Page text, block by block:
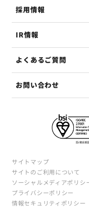
採用情報
IR情報
よくあるご質問
お問い合わせ
サイトマップ
サイトのご利用について
ソーシャルメディアポリシ
プライバシーポリシー
情報セキュリティポリシー